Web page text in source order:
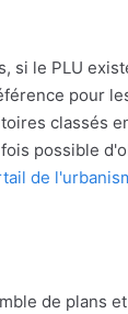
si le PLU
pour
classés
possible
de
de plans